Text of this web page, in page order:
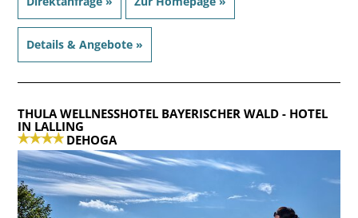
Details & Angebote »
THULA WELLNESSHOTEL BAYERISCHER WALD- HOTEL
IN LALLING
DEHOGA